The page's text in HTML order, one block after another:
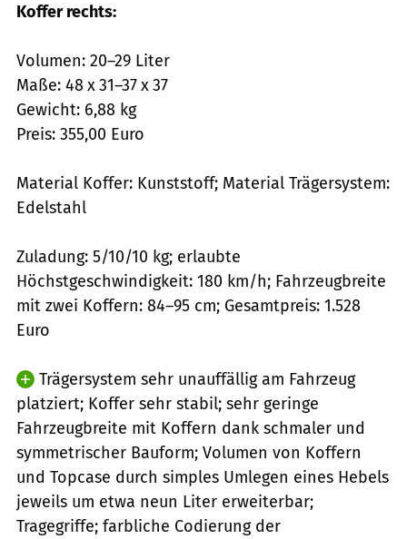
Koffer rechts:
Volumen: 20–29 Liter
Maße: 48 x 31–37 x 37
Gewicht: 6,88 kg
Preis: 355,00 Euro
Material Koffer: Kunststoff; Material Trägersystem:
Edelstahl
Zuladung: 5/10/10 kg; erlaubte
Höchstgeschwindigkeit: 180 km/h; Fahrzeugbreite
mit zwei Koffern: 84–95 cm; Gesamtpreis: 1.528
Euro
Trägersystem sehr unauffällig am Fahrzeug
platziert; Koffer sehr stabil; sehr geringe
Fahrzeugbreite mit Koffern dank schmaler und
symmetrischer Bauform; Volumen von Koffern
und Topcase durch simples Umlegen eines Hebels
jeweils um etwa neun Liter erweiterbar;
Tragegriffe; farbliche Codierung der